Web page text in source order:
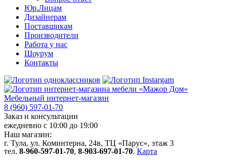
Юр.Лицам
Дизайнерам
Поставщикам
Производители
Работа у нас
Шоурум
Контакты
Мебельный интернет-магазин
8 (960) 597-01-70
Заказ и консультации
ежедневно с 10:00 до 19:00
Наш магазин:
г. Тула, ул. Коминтерна, 24в, ТЦ «Парус», этаж 3
тел. 8-960-597-01-70, 8-903-697-01-70. Карта